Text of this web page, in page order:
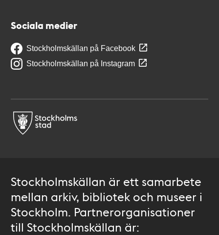
Sociala medier
Stockholmskällan på Facebook
Stockholmskällan på Instagram
Stockholmskällan är ett samarbete
mellan arkiv, bibliotek och museer i
Stockholm. Partnerorganisationer
till Stockholmskällan är: